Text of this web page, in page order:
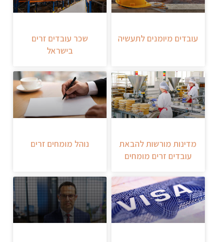
עובדים מיומנים לתעשיה
שכר עובדים זרים
בישראל
מדינות מורשות להבאת
עובדים זרים מומחים
נוהל מומחים זרים